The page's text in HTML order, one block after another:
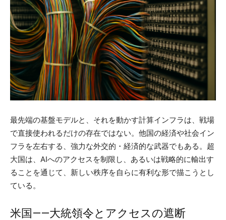
最先端の基盤モデルと、それを動かす計算インフラは、戦場
で直接使われるだけの存在ではない。他国の経済や社会イン
フラを左右する、強力な外交的・経済的な武器でもある。超
大国は、AIへのアクセスを制限し、あるいは戦略的に輸出す
ることを通じて、新しい秩序を自らに有利な形で描こうとし
ている。
米国——大統領令とアクセスの遮断